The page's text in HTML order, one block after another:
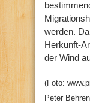
werden.
Herkunft-
der Wind
(Foto:
Peter